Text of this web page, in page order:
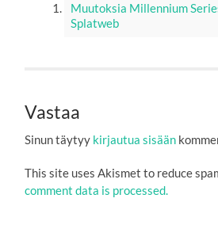
Muutoksia Millennium
Splatweb
Vastaa
Sinun täytyy kirjautua sisään
This site uses Akismet to reduce
comment data is processed.